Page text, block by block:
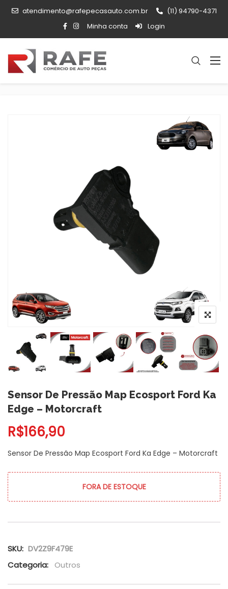
atendimento@rafepecasauto.com.br
(11) 94790-4371
Minha conta
Login
Sensor De Pressão Map Ecosport Ford Ka
Edge – Motorcraft
R$166,90
Sensor De Pressão Map Ecosport Ford Ka Edge – Motorcraft
FORA DE ESTOQUE
SKU: DV2Z9F479E
Categoria:
Outros